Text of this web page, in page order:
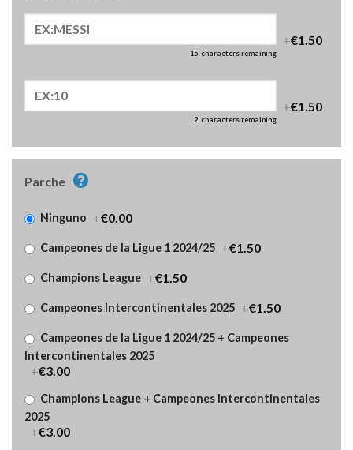
15 characters remaining
+€1.50
2 characters remaining
+€1.50
Parche
Ninguno +€0.00
Campeones de la Ligue 1 2024/25 +€1.50
Champions League +€1.50
Campeones Intercontinentales 2025 +€1.50
Campeones de la Ligue 1 2024/25 + Campeones
Intercontinentales 2025
+€3.00
Champions League + Campeones Intercontinentales
2025
+€3.00